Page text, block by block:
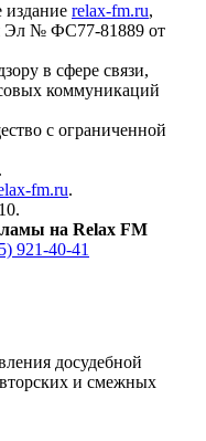
relax-fm.ru,
Эл № ФС77-81889 от
в сфере связи,
коммуникаций
с ограниченной
fm.ru.
на Relax FM
921-40-41
досудебной
и смежных